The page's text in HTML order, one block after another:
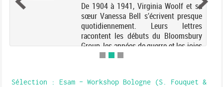
De 1904 à 1941, Virginia Woolf et sa
sœur Vanessa Bell s’écrivent presque
quotidiennement. Leurs lettres
racontent les débuts du Bloomsbury
Group, les années de guerre et les joies
de l’accomplissement artistique et
Sélection : Esam - Workshop Bologne (S. Fouquet &